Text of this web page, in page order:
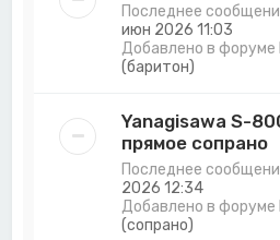
Последнее
июн 2026 11:03
Добавлено в форуме
(баритон)
Yanagisawa S-
прямое сопрано
Последнее
2026 12:34
Добавлено в форуме
(сопрано)